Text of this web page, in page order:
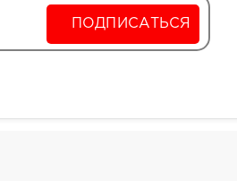
ПОДПИСАТЬСЯ